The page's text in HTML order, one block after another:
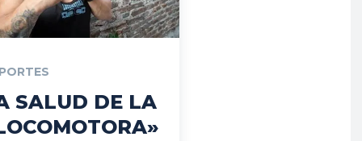
SALUD DE LA